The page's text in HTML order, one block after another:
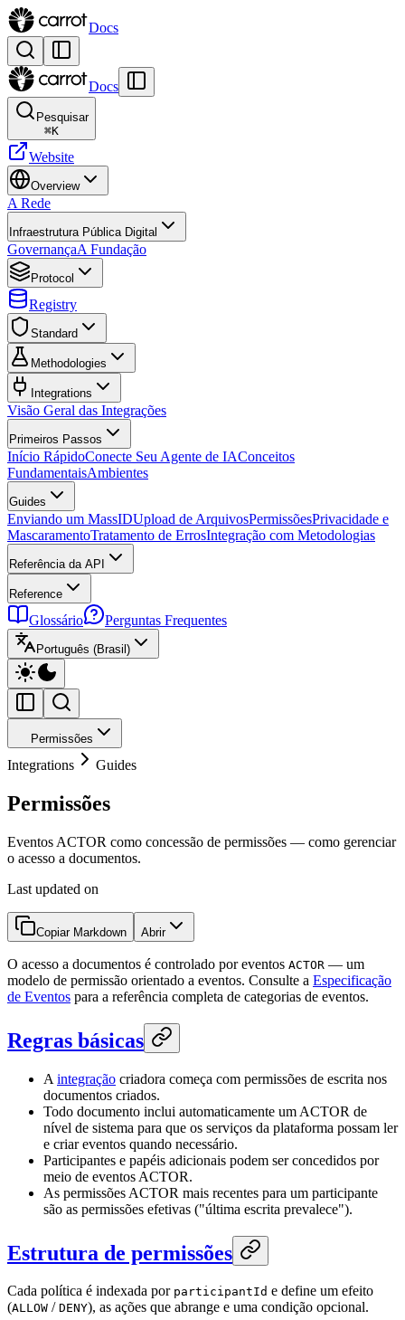
Docs
Docs
Pesquisar
⌘K
Website
Overview
A Rede
Infraestrutura Pública Digital
GovernançaA Fundação
Protocol
Registry
Standard
Methodologies
Integrations
Visão Geral das Integrações
Primeiros Passos
Início RápidoConecte Seu Agente de IAConceitos
FundamentaisAmbientes
Guides
Enviando um MassIDUpload de ArquivosPermissõesPrivacidade e
MascaramentoTratamento de ErrosIntegração com Metodologias
Referência da API
Reference
Glossário Perguntas Frequentes
Português (Brasil)
Permissões
Integrations Guides
Permissões
Eventos ACTOR como concessão de permissões — como gerenciar
o acesso a documentos.
Last updated on
Copiar Markdown Abrir
O acesso a documentos é controlado por eventos ACTOR — um
modelo de permissão orientado a eventos. Consulte a Especificação
de Eventos para a referência completa de categorias de eventos.
Regras básicas
A integração criadora começa com permissões de escrita nos
documentos criados.
Todo documento inclui automaticamente um ACTOR de
nível de sistema para que os serviços da plataforma possam ler
e criar eventos quando necessário.
Participantes e papéis adicionais podem ser concedidos por
meio de eventos ACTOR.
As permissões ACTOR mais recentes para um participante
são as permissões efetivas ("última escrita prevalece").
Estrutura de permissões
Cada política é indexada por participantId e define um efeito
(ALLOW / DENY), as ações que abrange e uma condição opcional.